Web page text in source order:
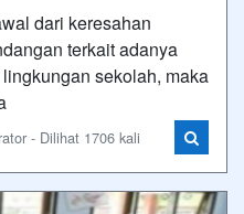
dari keresahan
terkait adanya
sekolah, maka
- Dilihat 1706 kali